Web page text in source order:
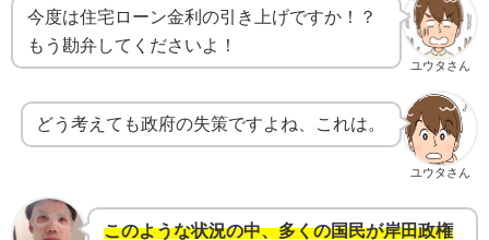
ユウタさん
今度は住宅ローン金利の引き上げですか！？
もう勘弁してくださいよ！
ユウタさん
どう考えても政府の失策ですよね、これは。
このような状況の中、多くの国民が岸田政権